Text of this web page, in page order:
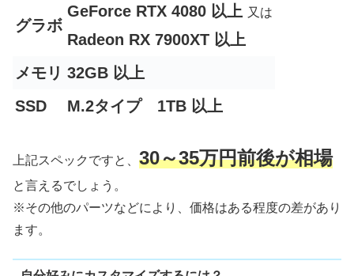
グラボ
GeForce RTX 4080 以上 又は
Radeon RX 7900XT 以上
メモリ 32GB 以上
SSD
M.2タイプ 1TB 以上
上記スペックですと、 30～35万円前後が相場
と言えるでしょう。
※その他のパーツなどにより、価格はある程度の差があり
ます。